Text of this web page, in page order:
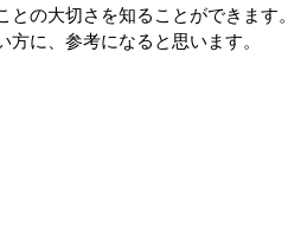
大切さを知ることができます。
、参考になると思います。